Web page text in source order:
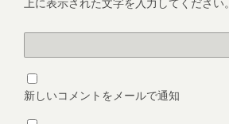
上に表示された文字を入力してください。
新しいコメントをメールで通知